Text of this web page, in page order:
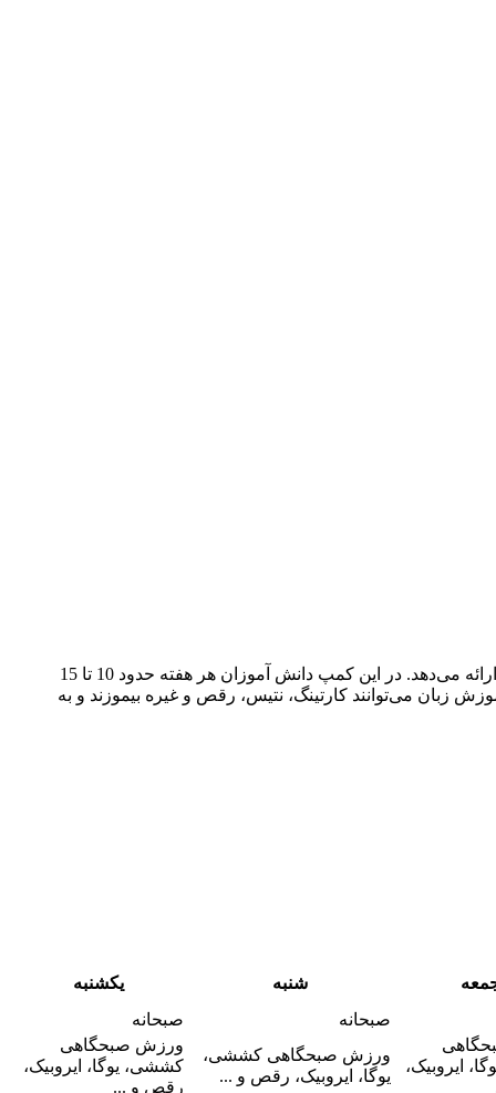
کمپ تابستانی lemania با 100 سال سبقه برگزاری کمپ‌های آموزش ربان انگلیسی، آیلتس و فرانسه، محیطی حرفه‌ای و استاندارد برای …. ارائه می‌دهد. در این کمپ دانش آموزان هر هفته حدود 10 تا 15
می‌توانند کارتینگ، نتیس، رقص و غیره بیموزند و به
شنبه
یکشنبه
صبحانه صبحانه
ایروبیک،
ورزش صبحگاهی کششی،
یوگا، ایروبیک، رقص و ...
ورزش صبحگاهی
کششی، یوگا، ایروبیک،
رقص و ...